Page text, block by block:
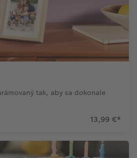
tak, aby sa dokonale
13,99 €*